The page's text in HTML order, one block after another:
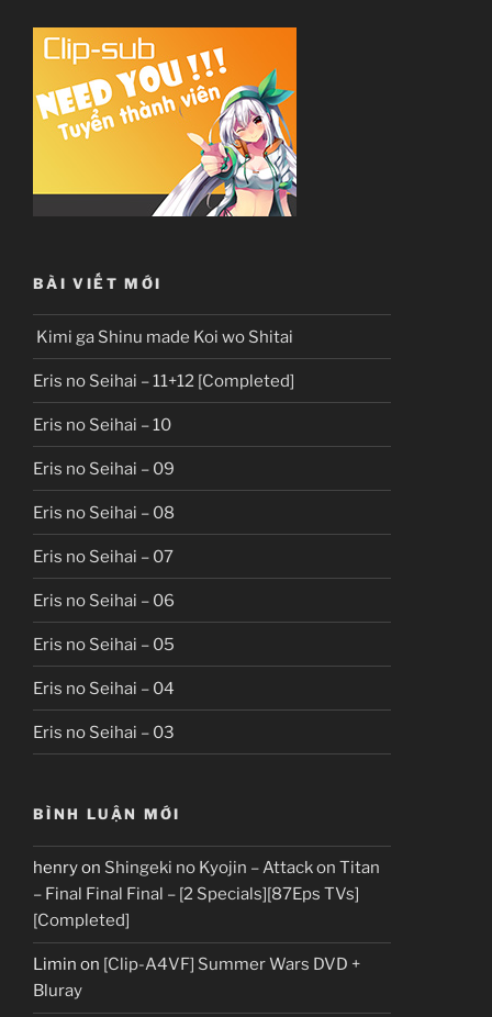
BÀI VIẾT MỚI
Kimi ga Shinu made Koi wo Shitai
Eris no Seihai – 11+12 [Completed]
Eris no Seihai – 10
Eris no Seihai – 09
Eris no Seihai – 08
Eris no Seihai – 07
Eris no Seihai – 06
Eris no Seihai – 05
Eris no Seihai – 04
Eris no Seihai – 03
BÌNH LUẬN MỚI
henryon Shingeki no Kyojin – Attack on Titan
– Final Final Final – [2 Specials][87Eps TVs]
[Completed]
Limin on [Clip-A4VF] Summer Wars DVD +
Bluray